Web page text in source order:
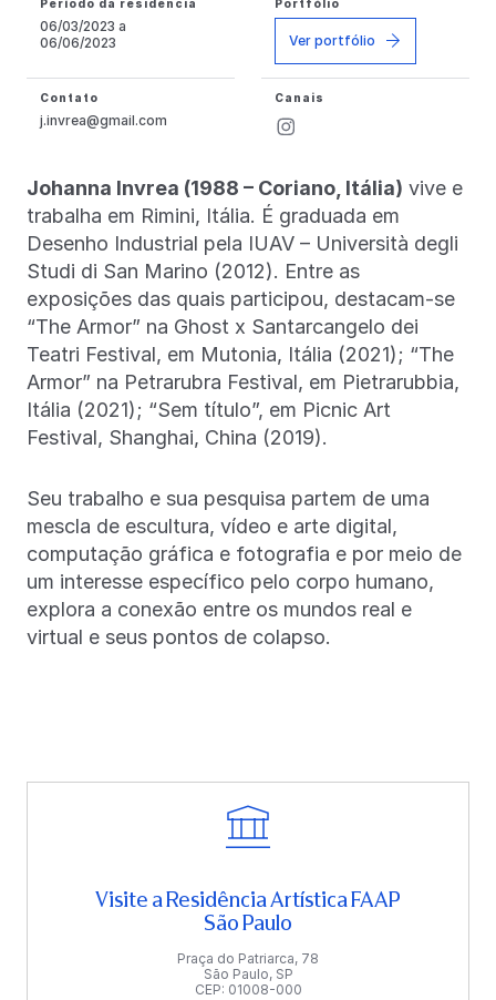
Período da residência
06/03/2023 a
06/06/2023
Portfólio
Ver portfólio
Contato
j.invrea@gmail.com
Canais
Johanna Invrea (1988 – Coriano, Itália) vive e
trabalha em Rimini, Itália. É graduada em
Desenho Industrial pela IUAV – Università degli
Studi di San Marino (2012). Entre as
exposições das quais participou, destacam-se
“The Armor” na Ghost x Santarcangelo dei
Teatri Festival, em Mutonia, Itália (2021); “The
Armor” na Petrarubra Festival, em Pietrarubbia,
Itália (2021); “Sem título”, em Picnic Art
Festival, Shanghai, China (2019).
Seu trabalho e sua pesquisa partem de uma
mescla de escultura, vídeo e arte digital,
computação gráfica e fotografia e por meio de
um interesse específico pelo corpo humano,
explora a conexão entre os mundos real e
virtual e seus pontos de colapso.
Visite a Residência Artística FAAP
São Paulo
Praça do Patriarca, 78
São Paulo, SP
CEP: 01008-000